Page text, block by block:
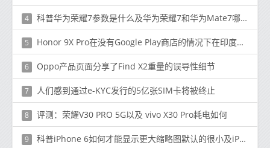
4 科普华为荣耀7参数是什么及华为荣耀7和华为Mate7哪款好
5 Honor 9X Pro在没有Google Play商店的情况下在印度推出，价格为17,999卢比
6 Oppo产品页面分享了Find X2重量的误导性细节
7 人们感到通过e-KYC发行的5亿张SIM卡将被终止
8 评测：荣耀V30 PRO 5G以及 vivo X30 Pro耗电如何
9 科普iPhone 6如何才能显示更大缩略图默认的很小及iPhone6手机怎么快速刷新App Store